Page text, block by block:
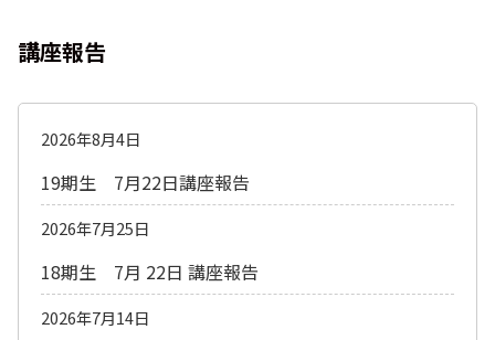
講座報告
2026年8月4日
19期生 7月22日講座報告
2026年7月25日
18期生 7月 22日 講座報告
2026年7月14日